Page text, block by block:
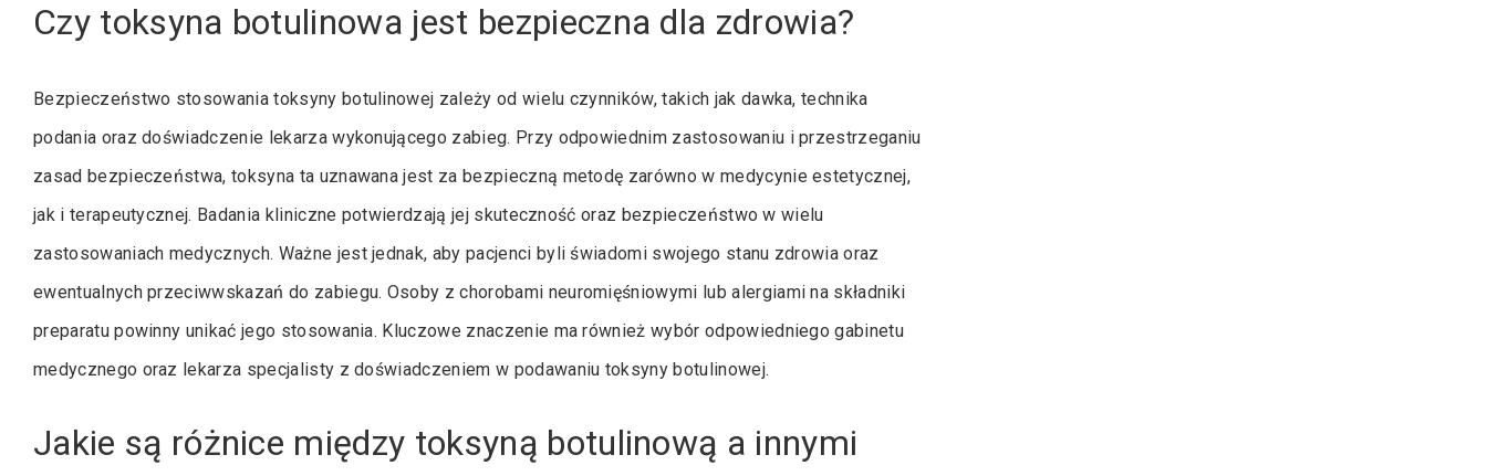
Czy toksyna botulinowa jest bezpieczna dla zdrowia?
Bezpieczeństwo stosowania toksyny botulinowej zależy od wielu czynników, takich jak dawka, technika
podania oraz doświadczenie lekarza wykonującego zabieg. Przy odpowiednim zastosowaniu i przestrzeganiu
zasad bezpieczeństwa, toksyna ta uznawana jest za bezpieczną metodę zarówno w medycynie estetycznej,
jak i terapeutycznej. Badania kliniczne potwierdzają jej skuteczność oraz bezpieczeństwo w wielu
zastosowaniach medycznych. Ważne jest jednak, aby pacjenci byli świadomi swojego stanu zdrowia oraz
ewentualnych przeciwwskazań do zabiegu. Osoby z chorobami neuromięśniowymi lub alergiami na składniki
preparatu powinny unikać jego stosowania. Kluczowe znaczenie ma również wybór odpowiedniego gabinetu
medycznego oraz lekarza specjalisty z doświadczeniem w podawaniu toksyny botulinowej.
Jakie są różnice między toksyną botulinową a innymi